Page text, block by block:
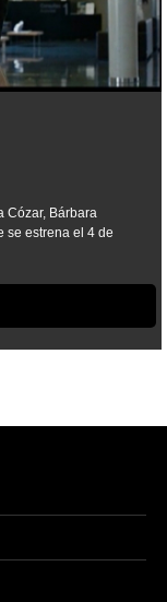
Cózar, Bárbara
se estrena el 4 de